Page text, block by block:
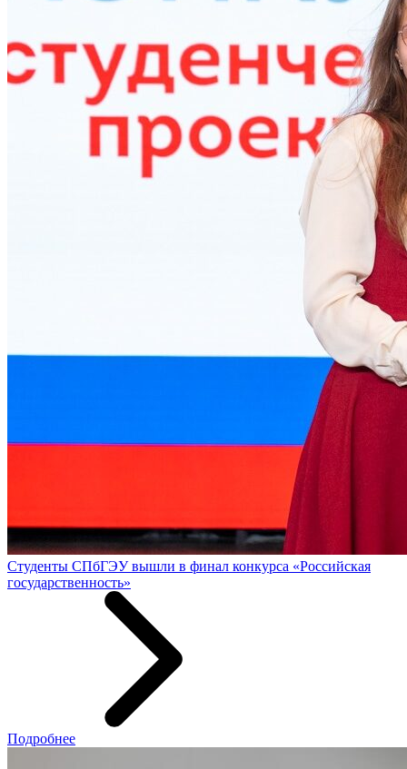
Студенты СПбГЭУ вышли в финал конкурса «Российская
государственность»
Подробнее